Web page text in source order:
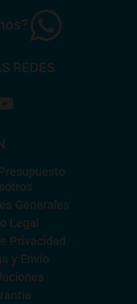
REDES
Generales
Legal
Privacidad
y Envío